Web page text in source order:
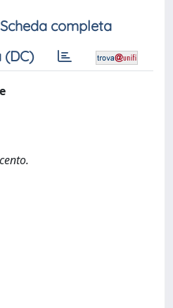
Scheda completa
(DC)